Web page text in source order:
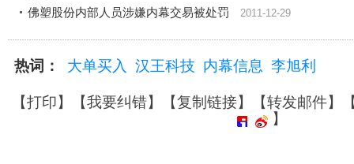
佛塑股份内部人员涉嫌内幕交易被处罚
2011-12-29
热词： 大单买入 汉王科技 内幕信息 李旭利
【打印】【我要纠错】【复制链接】【转发邮件】
】